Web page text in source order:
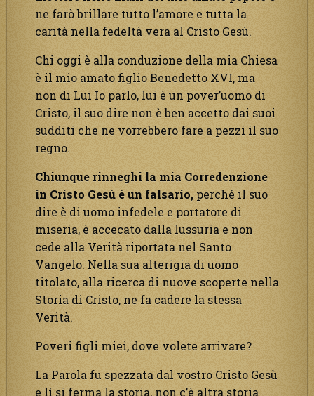
ne farò brillare tutto l’amore e tutta la
carità nella fedeltà vera al Cristo Gesù.
Chi oggi è alla conduzione della mia Chiesa
è il mio amato figlio Benedetto XVI, ma
non di Lui Io parlo, lui è un pover’uomo di
Cristo, il suo dire non è ben accetto dai suoi
sudditi che ne vorrebbero fare a pezzi il suo
regno.
Chiunque rinneghi la mia Corredenzione
in Cristo Gesù è un falsario, perché il suo
dire è di uomo infedele e portatore di
miseria, è accecato dalla lussuria e non
cede alla Verità riportata nel Santo
Vangelo. Nella sua alterigia di uomo
titolato, alla ricerca di nuove scoperte nella
Storia di Cristo, ne fa cadere la stessa
Verità.
Poveri figli miei, dove volete arrivare?
La Parola fu spezzata dal vostro Cristo Gesù
e lì si ferma la storia, non c’è altra storia